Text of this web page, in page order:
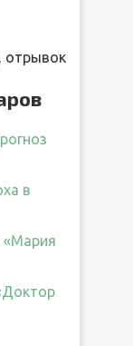
отрывок
в
«Мария